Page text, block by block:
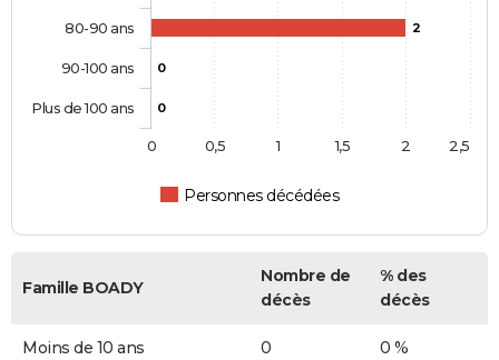
2
0
0
Personnes décédées
80-90 ans
90-100 ans
Plus de 100 ans
0 0,5 1 1,5 2 2,5
Famille BOADY
Nombre de
décès
% des
décès
Moins de 10 ans 0 0 %